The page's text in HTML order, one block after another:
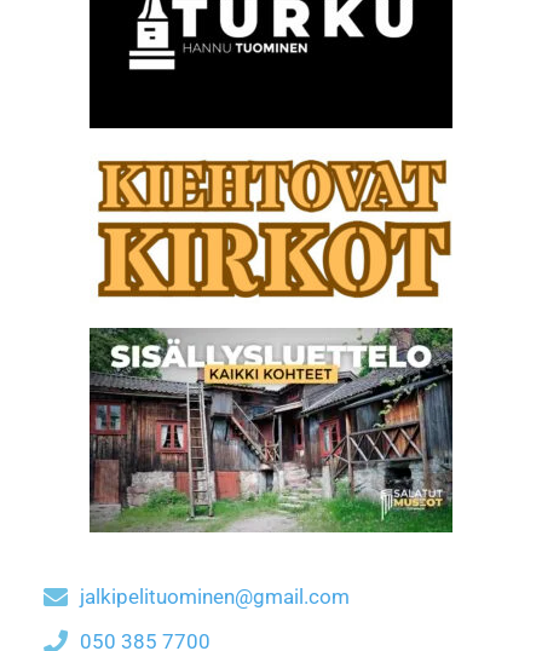
jalkipelituominen@gmail.com
050 385 7700